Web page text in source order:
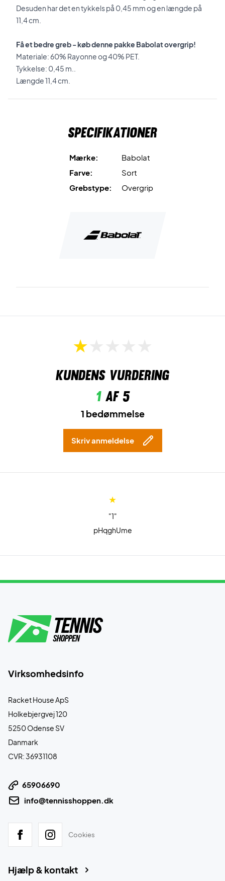
Desuden har det en tykkels på 0,45 mm og en længde på
11,4 cm.
Få et bedre greb - køb denne pakke Babolat overgrip!
Materiale: 60% Rayonne og 40% PET.
Tykkelse: 0,45 m..
Længde 11,4 cm.
Specifikationer
Mærke:
Babolat
Farve:
Sort
Grebstype:
Overgrip
Kundens vurdering
1af 5
1 bedømmelse
Skriv anmeldelse
"1"
pHqghUme
Virksomhedsinfo
Racket House ApS
Holkebjergvej 120
5250 Odense SV
Danmark
CVR: 36931108
65906690
info@tennisshoppen.dk
Cookies
Hjælp & kontakt